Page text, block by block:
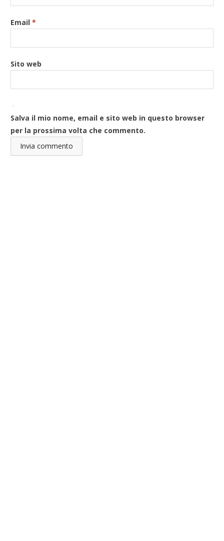
Email*
Sito web
Salva il mio nome, email e sito web in questo browser
per la prossima volta che commento.